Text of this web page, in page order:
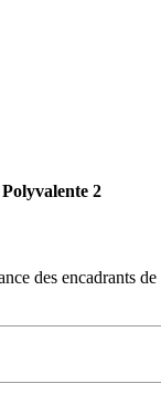
2
des encadrants